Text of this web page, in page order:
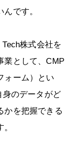
です。
株式会社を
業として、CMP
ォーム）とい
身のデータがど
かを把握できる